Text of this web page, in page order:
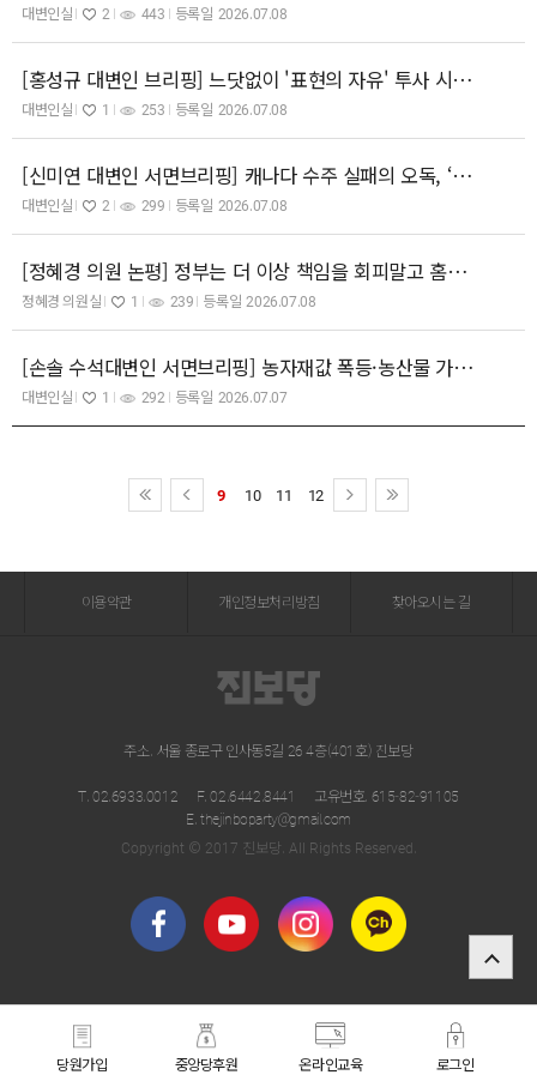
대변인실 2 443 등록일 2026.07.08
[홍성규 대변인 브리핑] 느닷없이 '표현의 자유' 투사 시늉 국민의힘! '혐오의 자유' 아니라면 '국가보안법 폐지'에 동참부터!
대변인실 1 253 등록일 2026.07.08
[신미연 대변인 서면브리핑] 캐나다 수주 실패의 오독, ‘나토 방산 파트너십 2.0’은 위험하다
대변인실 2 299 등록일 2026.07.08
[정혜경 의원 논평] 정부는 더 이상 책임을 회피말고 홈플러스 살리기에 적극 나서야 합니다.
정혜경 의원실 1 239 등록일 2026.07.08
[손솔 수석대변인 서면브리핑] 농자재값 폭등·농산물 가격 폭락, 정부는 ‘공정가격제’ 도입하고 농민 생존권을 보장하라.
대변인실 1 292 등록일 2026.07.07
9 10 11 12
이용약관 개인정보처리방침 찾아오시는 길
주소. 서울 종로구 인사동5길 26 4층(401호) 진보당
T. 02.6933.0012 F. 02.6442.8441
고유번호. 615-82-91105
E. thejinboparty@gmail.com
Copyright © 2017 진보당. All Rights Reserved.
당원가입 중앙당후원 온라인교육 로그인